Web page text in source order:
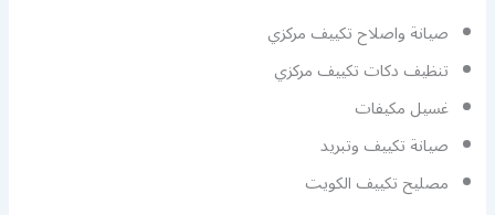
صيانة واصلاح تكييف مركزي
تنظيف دكات تكييف مركزي
غسيل مكيفات
صيانة تكييف وتبريد
مصليح تكييف الكويت